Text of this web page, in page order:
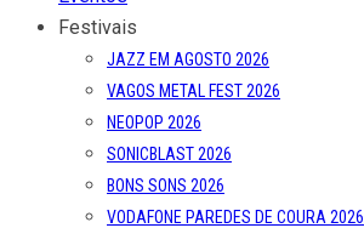
Festivais
JAZZ EM AGOSTO 2026
VAGOS METAL FEST 2026
NEOPOP 2026
SONICBLAST 2026
BONS SONS 2026
VODAFONE PAREDES DE COURA 2026